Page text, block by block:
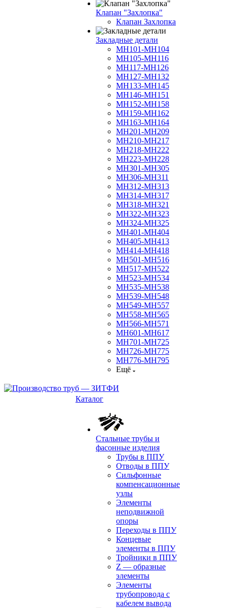
Клапан "Захлопка"
Клапан Захлопка
Закладные детали
МН101-МН104
МН105-МН116
МН117-МН126
МН127-МН132
МН133-МН145
МН146-МН151
МН152-МН158
МН159-МН162
МН163-МН164
МН201-МН209
МН210-МН217
МН218-МН222
МН223-МН228
МН301-МН305
МН306-МН311
МН312-МН313
МН314-МН317
МН318-МН321
МН322-МН323
МН324-МН325
МН401-МН404
МН405-МН413
МН414-МН418
МН501-МН516
МН517-МН522
МН523-МН534
МН535-МН538
МН539-МН548
МН549-МН557
МН558-МН565
МН566-МН571
МН601-МН617
МН701-МН725
МН726-МН775
МН776-МН795
Ещё
Каталог
Стальные трубы и
фасонные изделия
Трубы в ППУ
Отводы в ППУ
Сильфонные
компенсационные
узлы
Элементы
неподвижной
опоры
Переходы в ППУ
Концевые
элементы в ППУ
Тройники в ППУ
Z — образные
элементы
Элементы
трубопровода с
кабелем вывода